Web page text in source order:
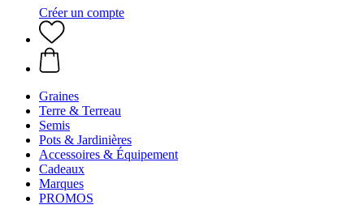
Créer un compte
Graines
Terre & Terreau
Semis
Pots & Jardinières
Accessoires & Équipement
Cadeaux
Marques
PROMOS